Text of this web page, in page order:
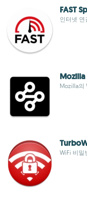
FAST
인터넷 연
Mozilla
Mozilla의
WiFi 비밀